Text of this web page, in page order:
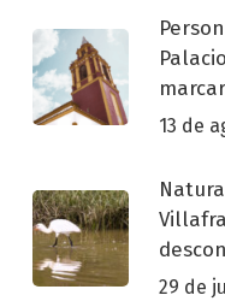
13 de
29 de